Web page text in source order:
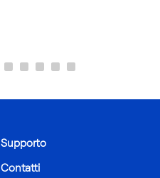
Supporto
Contatti